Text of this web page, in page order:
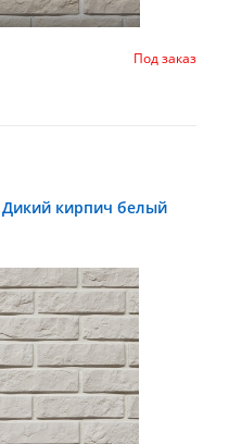
Под заказ
кирпич белый